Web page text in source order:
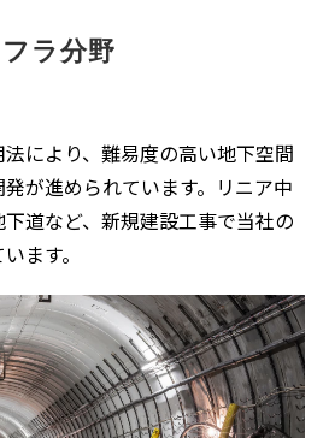
ラ分野
により、難易度の高い地下空間
が進められています。リニア中
道など、新規建設工事で当社の
ます。